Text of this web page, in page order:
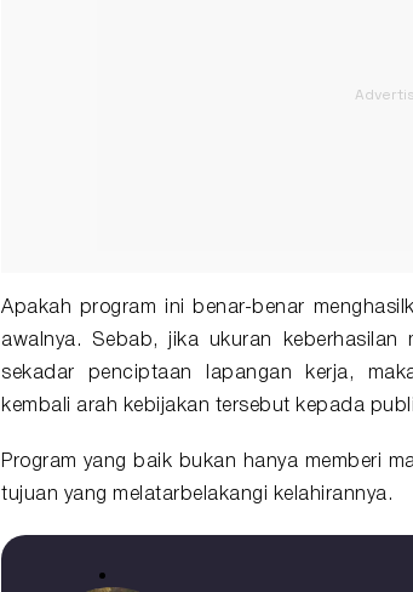
Apakah program ini benar-benar
awalnya. Sebab, jika ukuran keberhasilan
sekadar penciptaan lapangan kerja,
kembali arah kebijakan tersebut kepada
Program yang baik bukan hanya memberi
tujuan yang melatarbelakangi kelahirannya.